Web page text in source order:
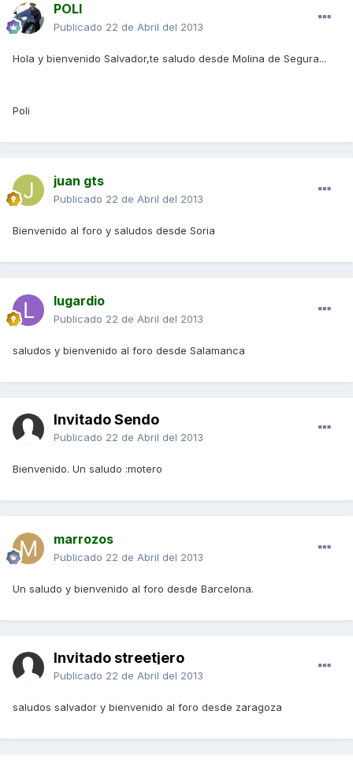
POLI
Publicado 22 de Abril del 2013
Hola y bienvenido Salvador,te saludo desde Molina de Segura...
Poli
juan gts
Publicado 22 de Abril del 2013
Bienvenido al foro y saludos desde Soria
lugardio
Publicado 22 de Abril del 2013
saludos y bienvenido al foro desde Salamanca
Invitado Sendo
Publicado 22 de Abril del 2013
Bienvenido. Un saludo :motero
marrozos
Publicado 22 de Abril del 2013
Un saludo y bienvenido al foro desde Barcelona.
Invitado streetjero
Publicado 22 de Abril del 2013
saludos salvador y bienvenido al foro desde zaragoza